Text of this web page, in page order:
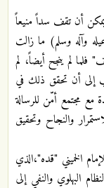
أن تقف سداً منيعاً
وآله وسلم) ما زالت
فلما لم ينجح أيضاً، لم
إلى أن تحقق ذلك في
مع مجتمع أمّن للرسالة
والنجاح وتحقيق
الخميني "قده"،الذي
البهلوي والنفي إلى